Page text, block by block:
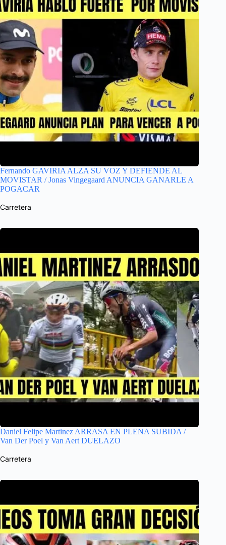
Fernando GAVIRIA ALZA SU VOZ Y DEFIENDE AL
MOVISTAR / Jonas Vingegaard ANUNCIA GANARLE A
POGACAR
Carretera
Daniel Felipe Martinez ARRASA EN PLENA SUBIDA /
Van Der Poel y Van Aert DUELAZO
Carretera